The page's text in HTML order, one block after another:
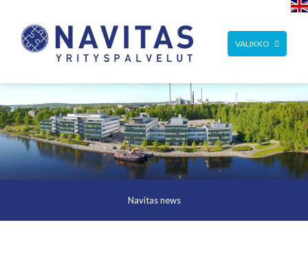
TOGGLE
NAVIGATION
VALIKKO
Navitas news